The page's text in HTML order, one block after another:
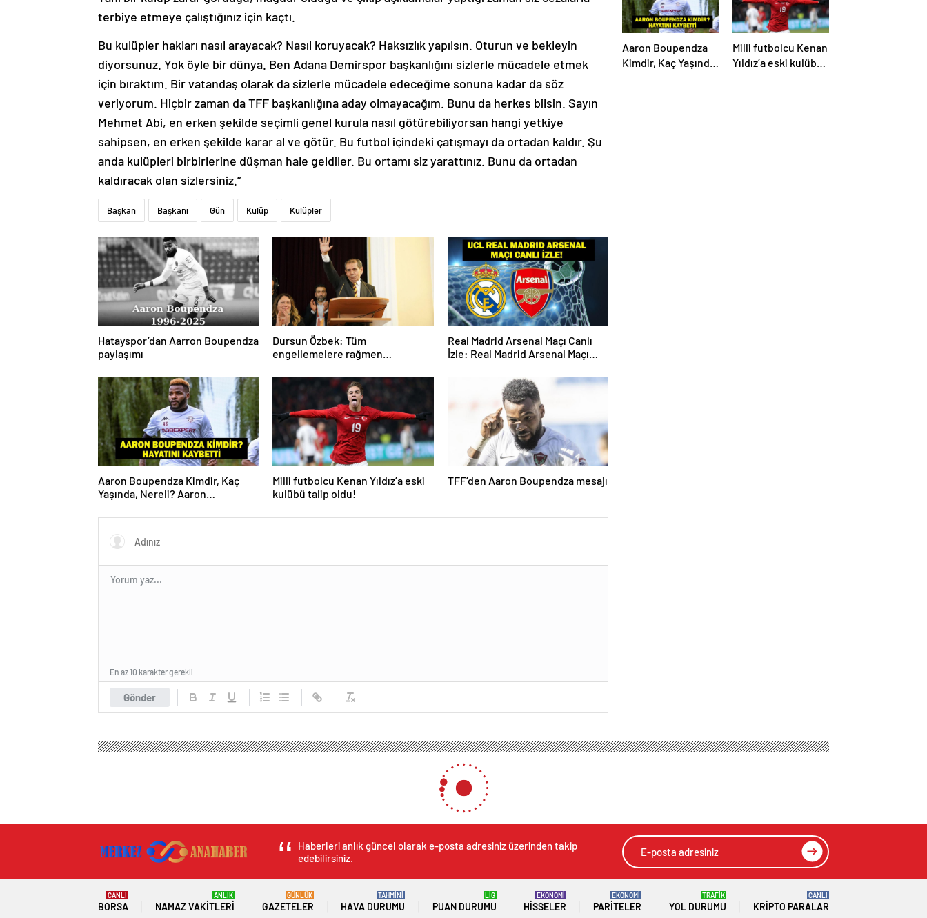
terbiye etmeye çalıştığınız için kaçtı.
Bu kulüpler hakları nasıl arayacak? Nasıl koruyacak? Haksızlık yapılsın. Oturun ve bekleyin
diyorsunuz. Yok öyle bir dünya. Ben Adana Demirspor başkanlığını sizlerle mücadele etmek
için bıraktım. Bir vatandaş olarak da sizlerle mücadele edeceğime sonuna kadar da söz
veriyorum. Hiçbir zaman da TFF başkanlığına aday olmayacağım. Bunu da herkes bilsin. Sayın
Mehmet Abi, en erken şekilde seçimli genel kurula nasıl götürebiliyorsan hangi yetkiye
sahipsen, en erken şekilde karar al ve götür. Bu futbol içindeki çatışmayı da ortadan kaldır. Şu
anda kulüpleri birbirlerine düşman hale geldiler. Bu ortamı siz yarattınız. Bunu da ortadan
kaldıracak olan sizlersiniz.”
Başkan Başkanı Gün Kulüp Kulüpler
Hatayspor’dan Aarron Boupendza
paylaşımı
Dursun Özbek: Tüm
engellemelere rağmen
Real Madrid Arsenal Maçı Canlı
İzle: Real Madrid Arsenal Maçı
Arsenal Maçı Ne Zaman, Saat
Kaçta? İşte Maç Kadrosu
Aaron Boupendza Kimdir, Kaç
Yaşında, Nereli? Aaron
Lig’in eski gol kralı hayatını
Milli futbolcu Kenan Yıldız’a eski
kulübü talip oldu!
TFF’den Aaron Boupendza mesajı
Gönder
En az 10 karakter gerekli
Aaron Boupendza
Kimdir, Kaç Yaşında,
Milli futbolcu Kenan
Yıldız’a eski kulübü
Haberleri anlık güncel olarak e-posta adresiniz üzerinden takip
edebilirsiniz.
BORSA
CANLI
NAMAZ VAKITLERI
ANLIK
GAZETELER
GÜNLÜK
HAVA DURUMU
TAHMİNİ
PUAN DURUMU
LİG
HISSELER
EKONOMİ
PARITELER
EKONOMİ
YOL DURUMU
TRAFİK
KRIPTO PARALAR
CANLI